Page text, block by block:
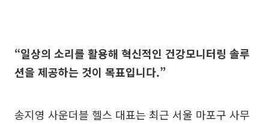
“일상의 소리를 활용해 혁신적인 건강모니터링 솔루
션을 제공하는 것이 목표입니다.”
송지영 사운더블 헬스 대표는 최근 서울 마포구 사무